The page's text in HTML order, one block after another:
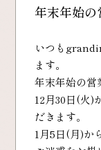
年末年始の
いつも
ます。
年末年始の営
12月30日(火)
だきます。
1月5日(月)か